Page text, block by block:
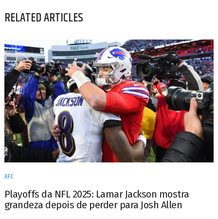
RELATED ARTICLES
AFC
Playoffs da NFL 2025: Lamar Jackson mostra
grandeza depois de perder para Josh Allen